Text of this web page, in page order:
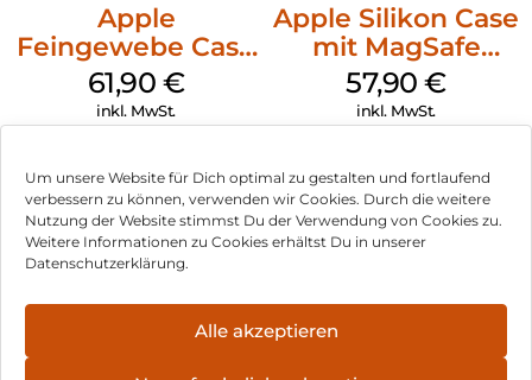
Um unsere Website für Dich optimal zu gestalten und fortlaufend
verbessern zu können, verwenden wir Cookies. Durch die weitere
Nutzung der Website stimmst Du der Verwendung von Cookies zu.
Weitere Informationen zu Cookies erhältst Du in unserer
Datenschutzerklärung.
Alle akzeptieren
Apple
Feingewebe Case
iPhone 15 Pro
MagSafe Schwarz
61,90 €
inkl. MwSt.
Apple Silikon Case
mit MagSafe
iPhone 14 Pro
(PRODUCT)RED
57,90€
inkl. MwSt.
Impressum